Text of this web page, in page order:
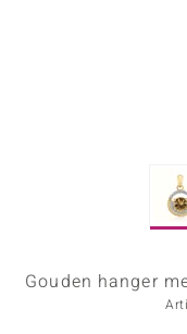
Gouden hanger